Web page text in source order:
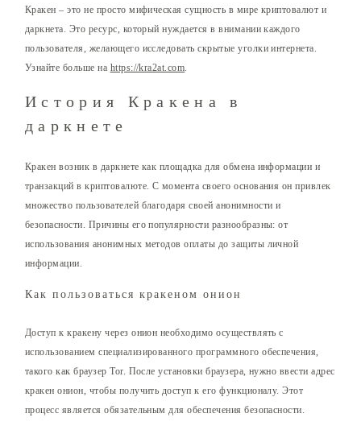
Кракен – это не просто мифическая сущность в мире криптовалют и
даркнета. Это ресурс, который нуждается в внимании каждого
пользователя, желающего исследовать скрытые уголки интернета.
Узнайте больше на https://kra2at.com.
История Кракена в
даркнете
Кракен возник в даркнете как площадка для обмена информации и
транзакций в криптовалюте. С момента своего основания он привлек
множество пользователей благодаря своей анонимности и
безопасности. Причины его популярности разнообразны: от
использования анонимных методов оплаты до защиты личной
информации.
Как пользоваться кракеном онион
Доступ к кракену через онион необходимо осуществлять с
использованием специализированного программного обеспечения,
такого как браузер Tor. После установки браузера, нужно ввести адрес
кракен онион, чтобы получить доступ к его функционалу. Этот
процесс является обязательным для обеспечения безопасности.